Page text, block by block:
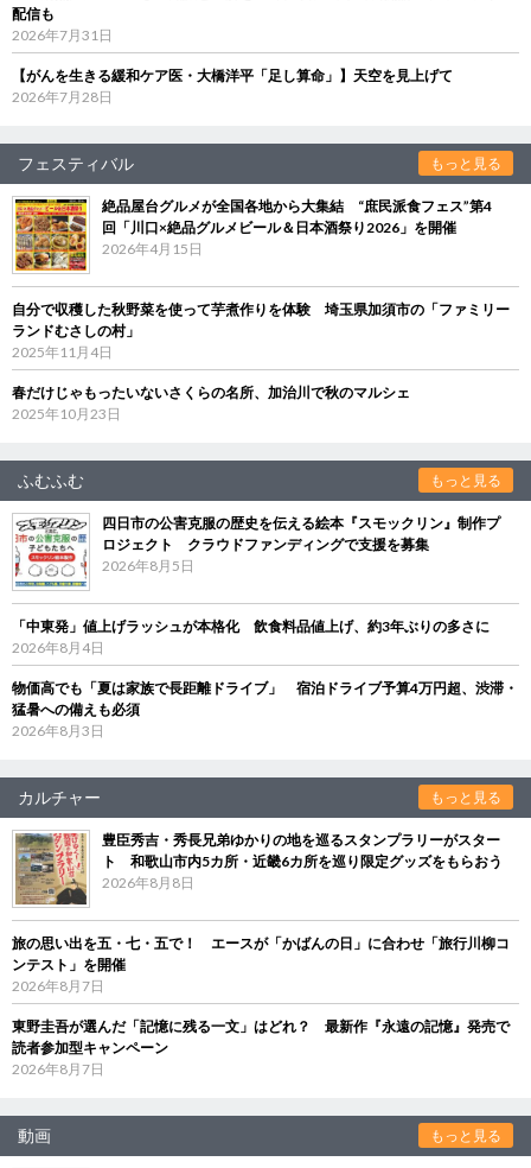
配信も
2026年7月31日
【がんを生きる緩和ケア医・大橋洋平「足し算命」】天空を見上げて
2026年7月28日
フェスティバル もっと見る
絶品屋台グルメが全国各地から大集結 “庶民派食フェス”第4
回「川口×絶品グルメビール＆日本酒祭り2026」を開催
2026年4月15日
自分で収穫した秋野菜を使って芋煮作りを体験 埼玉県加須市の「ファミリー
ランドむさしの村」
2025年11月4日
春だけじゃもったいないさくらの名所、加治川で秋のマルシェ
2025年10月23日
ふむふむ もっと見る
四日市の公害克服の歴史を伝える絵本『スモックリン』制作プ
ロジェクト クラウドファンディングで支援を募集
2026年8月5日
「中東発」値上げラッシュが本格化 飲食料品値上げ、約3年ぶりの多さに
2026年8月4日
物価高でも「夏は家族で長距離ドライブ」 宿泊ドライブ予算4万円超、渋滞・
猛暑への備えも必須
2026年8月3日
カルチャー もっと見る
豊臣秀吉・秀長兄弟ゆかりの地を巡るスタンプラリーがスター
ト 和歌山市内5カ所・近畿6カ所を巡り限定グッズをもらおう
2026年8月8日
旅の思い出を五・七・五で！ エースが「かばんの日」に合わせ「旅行川柳コ
ンテスト」を開催
2026年8月7日
東野圭吾が選んだ「記憶に残る一文」はどれ？ 最新作『永遠の記憶』発売で
読者参加型キャンペーン
2026年8月7日
動画 もっと見る